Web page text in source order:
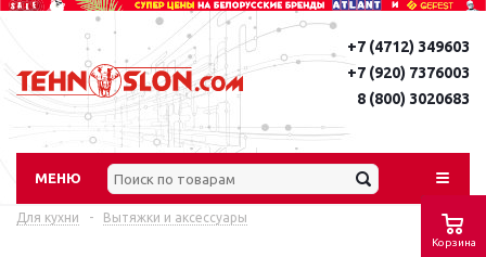
Корзина
+7 (4712) 349603
+7 (920) 7376003
8 (800) 3020683
МЕНЮ
Для кухни - Вытяжки и аксессуары